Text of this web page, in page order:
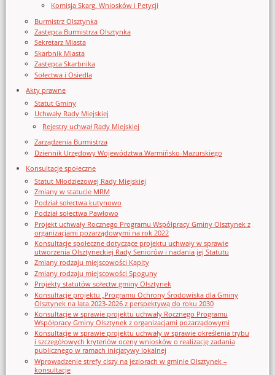
Komisja Skarg, Wniosków i Petycji
Burmistrz Olsztynka
Zastępca Burmistrza Olsztynka
Sekretarz Miasta
Skarbnik Miasta
Zastępca Skarbnika
Sołectwa i Osiedla
Akty prawne
Statut Gminy
Uchwały Rady Miejskiej
Rejestry uchwał Rady Miejskiej
Zarządzenia Burmistrza
Dziennik Urzędowy Województwa Warmińsko-Mazurskiego
Konsultacje społeczne
Statut Młodzieżowej Rady Miejskiej
Zmiany w statucie MRM
Podział sołectwa Łutynowo
Podział sołectwa Pawłowo
Projekt uchwały Rocznego Programu Współpracy Gminy Olsztynek z
organizacjami pozarządowymi na rok 2022
Konsultacje społeczne dotyczące projektu uchwały w sprawie
utworzenia Olsztyneckiej Rady Seniorów i nadania jej Statutu
Zmiany rodzaju miejscowości Kąpity
Zmiany rodzaju miejscowości Spoguny
Projekty statutów sołectw gminy Olsztynek
Konsultacje projektu „Programu Ochrony Środowiska dla Gminy
Olsztynek na lata 2023-2026 z perspektywą do roku 2030
Konsultacje w sprawie projektu uchwały Rocznego Programu
Współpracy Gminy Olsztynek z organizacjami pozarządowymi
Konsultacje w sprawie projektu uchwały w sprawie określenia trybu
i szczegółowych kryteriów oceny wniosków o realizację zadania
publicznego w ramach inicjatywy lokalnej
Wprowadzenie strefy ciszy na jeziorach w gminie Olsztynek –
konsultacje